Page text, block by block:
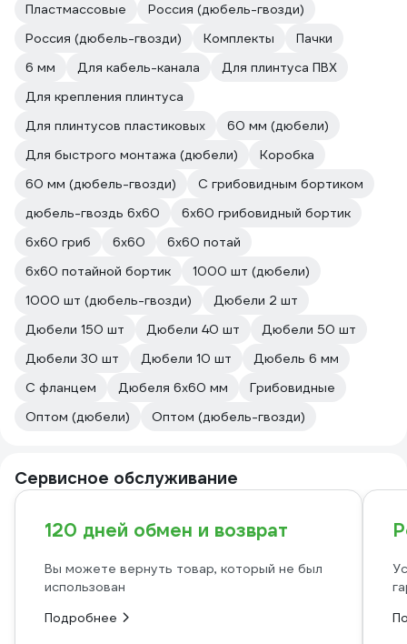
Пластмассовые
Россия (дюбель-гвозди)
Россия (дюбель-гвозди)
Комплекты
Пачки
6 мм
Для кабель-канала
Для плинтуса ПВХ
Для крепления плинтуса
Для плинтусов пластиковых
60 мм (дюбели)
Для быстрого монтажа (дюбели)
Коробка
60 мм (дюбель-гвозди)
С грибовидным бортиком
дюбель-гвоздь 6х60
6х60 грибовидный бортик
6х60 гриб
6х60
6х60 потай
6х60 потайной бортик
1000 шт (дюбели)
1000 шт (дюбель-гвозди)
Дюбели 2 шт
Дюбели 150 шт
Дюбели 40 шт
Дюбели 50 шт
Дюбели 30 шт
Дюбели 10 шт
Дюбель 6 мм
С фланцем
Дюбеля 6х60 мм
Грибовидные
Оптом (дюбели)
Оптом (дюбель-гвозди)
Сервисное обслуживание
120 дней обмен и возврат
Вы можете вернуть товар, который не был
использован
Подробнее